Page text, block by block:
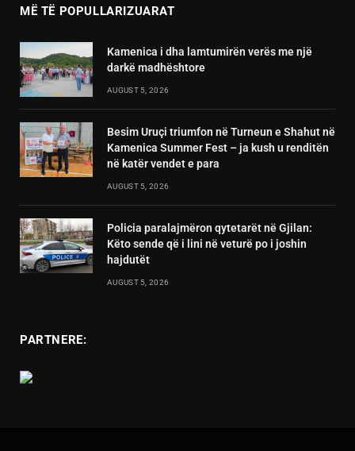
MË TË POPULLARIZUARAT
Kamenica i dha lamtumirën verës me një
darkë madhështore
AUGUST 5, 2026
Besim Uruçi triumfon në Turneun e Shahut në
Kamenica Summer Fest – ja kush u renditën
në katër vendet e para
AUGUST 5, 2026
Policia paralajmëron qytetarët në Gjilan:
Këto sende që i lini në veturë po i joshin
hajdutët
AUGUST 5, 2026
PARTNERE: